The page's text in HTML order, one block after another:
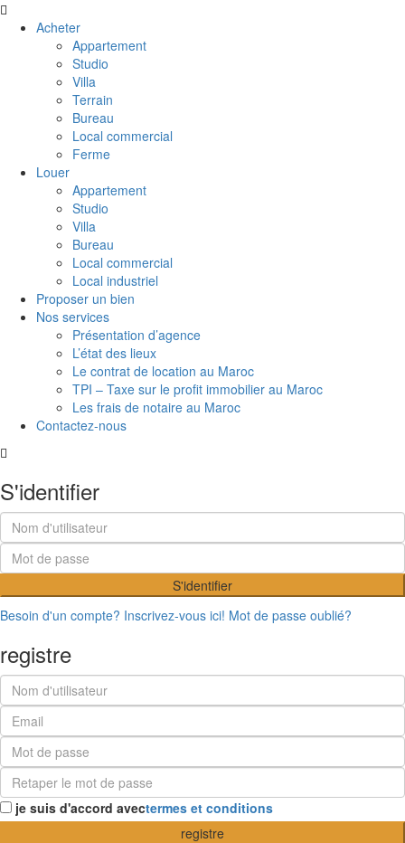
Acheter
Appartement
Studio
Villa
Terrain
Bureau
Local commercial
Ferme
Louer
Appartement
Studio
Villa
Bureau
Local commercial
Local industriel
Proposer un bien
Nos services
Présentation d’agence
L’état des lieux
Le contrat de location au Maroc
TPI – Taxe sur le profit immobilier au Maroc
Les frais de notaire au Maroc
Contactez-nous
S'identifier
S'identifier
Besoin d'un compte? Inscrivez-vous ici! Mot de passe oublié?
registre
je suis d'accord avectermes et conditions
registre